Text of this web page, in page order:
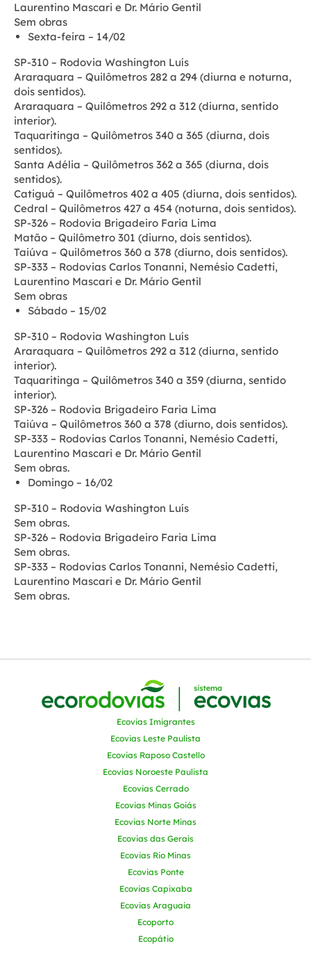
Laurentino Mascari e Dr. Mário Gentil
Sem obras
Sexta-feira – 14/02
SP-310 – Rodovia Washington Luís
Araraquara – Quilômetros 282 a 294 (diurna e noturna,
dois sentidos).
Araraquara – Quilômetros 292 a 312 (diurna, sentido
interior).
Taquaritinga – Quilômetros 340 a 365 (diurna, dois
sentidos).
Santa Adélia – Quilômetros 362 a 365 (diurna, dois
sentidos).
Catiguá – Quilômetros 402 a 405 (diurna, dois sentidos).
Cedral – Quilômetros 427 a 454 (noturna, dois sentidos).
SP-326 – Rodovia Brigadeiro Faria Lima
Matão – Quilômetro 301 (diurno, dois sentidos).
Taiúva – Quilômetros 360 a 378 (diurno, dois sentidos).
SP-333 – Rodovias Carlos Tonanni, Nemésio Cadetti,
Laurentino Mascari e Dr. Mário Gentil
Sem obras
Sábado – 15/02
SP-310 – Rodovia Washington Luís
Araraquara – Quilômetros 292 a 312 (diurna, sentido
interior).
Taquaritinga – Quilômetros 340 a 359 (diurna, sentido
interior).
SP-326 – Rodovia Brigadeiro Faria Lima
Taiúva – Quilômetros 360 a 378 (diurno, dois sentidos).
SP-333 – Rodovias Carlos Tonanni, Nemésio Cadetti,
Laurentino Mascari e Dr. Mário Gentil
Sem obras.
Domingo – 16/02
SP-310 – Rodovia Washington Luís
Sem obras.
SP-326 – Rodovia Brigadeiro Faria Lima
Sem obras.
SP-333 – Rodovias Carlos Tonanni, Nemésio Cadetti,
Laurentino Mascari e Dr. Mário Gentil
Sem obras.
Ecovias Imigrantes
Ecovias Leste Paulista
Ecovias Raposo Castello
Ecovias Noroeste Paulista
Ecovias Cerrado
Ecovias Minas Goiás
Ecovias Norte Minas
Ecovias das Gerais
Ecovias Rio Minas
Ecovias Ponte
Ecovias Capixaba
Ecovias Araguaia
Ecoporto
Ecopátio